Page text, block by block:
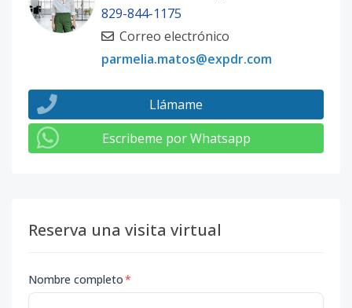
829-844-1175
Correo electrónico
parmelia.matos@expdr.com
Llámame
Escribeme por Whatsapp
Reserva una visita virtual
Nombre completo*